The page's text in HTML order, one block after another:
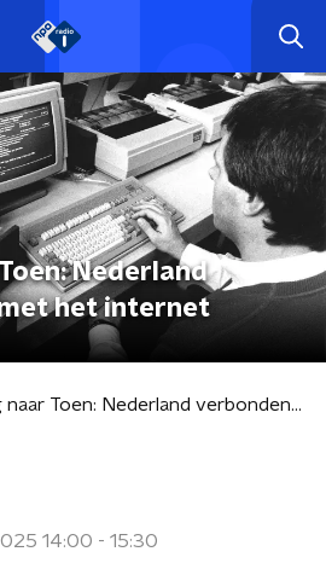
Nederland
het internet
Terug naar Toen: Nederland verbonden met het internet
14:00 - 15:30